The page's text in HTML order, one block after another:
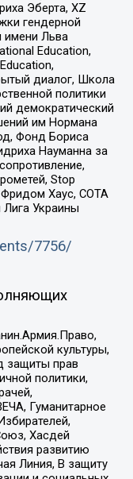
Эберта, XZ
гендерной
имени Льва
Education,
диалог, Школа
политики
демократический
им Нормана
Фонд Бориса
Науманна за
Stop
Хаус, СОТА
Украины
7756/
культуры,
защиты прав
политики,
Гуманитарное
Хасдей
развитию
Линия, В защиту